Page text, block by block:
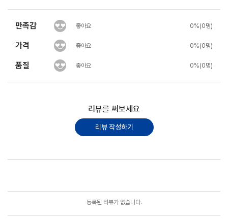
만족감 좋아요 0%(0명)
가격 좋아요 0%(0명)
품질 좋아요 0%(0명)
리뷰를 써보세요
리뷰 작성하기
등록된 리뷰가 없습니다.